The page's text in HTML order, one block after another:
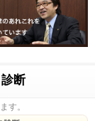
断
す。